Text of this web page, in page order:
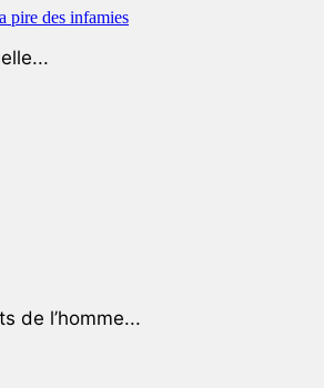
de l’homme...